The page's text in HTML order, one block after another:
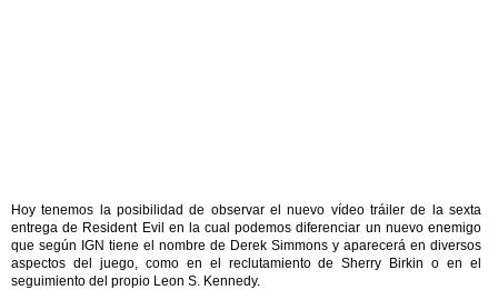
Hoy tenemos la posibilidad de observar el nuevo vídeo tráiler de la sexta
entrega de Resident Evil en la cual podemos diferenciar un nuevo enemigo
que según IGN tiene el nombre de Derek Simmons y aparecerá en diversos
aspectos del juego, como en el reclutamiento de Sherry Birkin o en el
seguimiento del propio Leon S. Kennedy.